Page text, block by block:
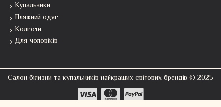
Купальники
Пляжний одяг
Колготи
Для чоловіків
Салон білизни та купальників найкращих світових брендів © 2025